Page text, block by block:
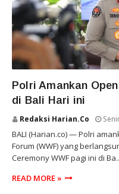
Polri Amankan
di Bali Hari ini
Redaksi Harian.co
BALI (Harian.co) — Polri
Forum (WWF) yang
Ceremony WWF pagi ini di
READ MORE »